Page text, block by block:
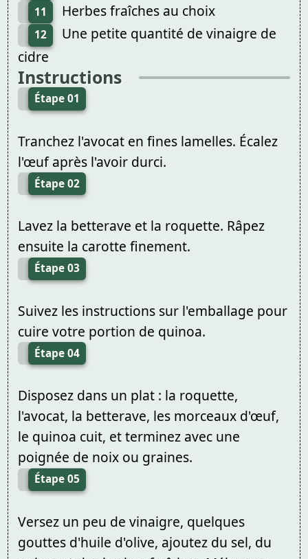
11 Herbes fraîches au choix
12
Une petite quantité de vinaigre de
cidre
Instructions
Étape 01
Tranchez l'avocat en fines lamelles. Écalez
l'œuf après l'avoir durci.
Étape 02
Lavez la betterave et la roquette. Râpez
ensuite la carotte finement.
Étape 03
Suivez les instructions sur l'emballage pour
cuire votre portion de quinoa.
Étape 04
Disposez dans un plat : la roquette,
l'avocat, la betterave, les morceaux d'œuf,
le quinoa cuit, et terminez avec une
poignée de noix ou graines.
Étape 05
Versez un peu de vinaigre, quelques
gouttes d'huile d'olive, ajoutez du sel, du